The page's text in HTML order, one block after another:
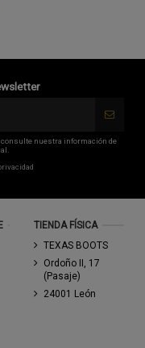
consulte nuestra información de
TIENDA FÍSICA
TEXAS BOOTS
Ordoño II, 17
(Pasaje)
24001 León